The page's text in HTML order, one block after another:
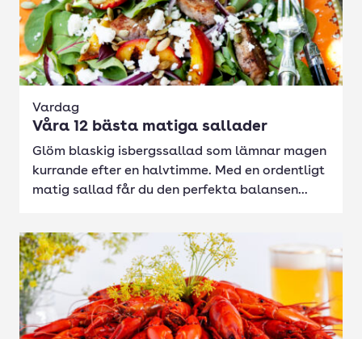
Vardag
Våra 12 bästa matiga sallader
Glöm blaskig isbergssallad som lämnar magen
kurrande efter en halvtimme. Med en ordentligt
matig sallad får du den perfekta balansen...